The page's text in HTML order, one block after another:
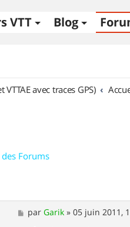
VTT Blog
VTTAE avec traces GPS)
Forums
M
e
parGarik »05 juin 2011,